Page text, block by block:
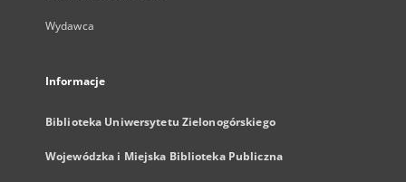
Wydawca
Informacje
Biblioteka Uniwersytetu Zielonogórskiego
Wojewódzka i Miejska Biblioteka Publiczna